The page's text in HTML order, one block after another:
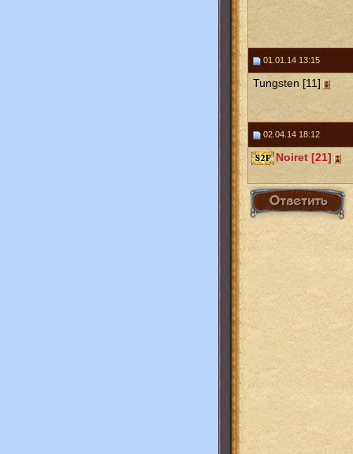
01.01.14 13:15
Tungsten [11]
02.04.14 18:12
Noiret [21]